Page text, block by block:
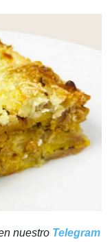
nuestro Telegram